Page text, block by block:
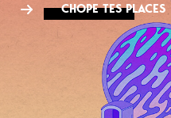
CHOPE TES PLACES